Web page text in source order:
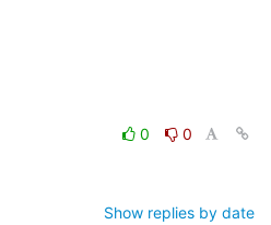
0
0
Show replies by date